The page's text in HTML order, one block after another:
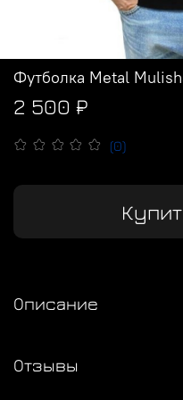
(0)
Футболка Metal
2 500 ₽
Описание
Отзывы